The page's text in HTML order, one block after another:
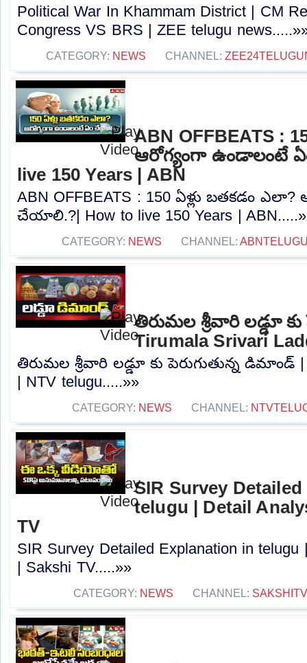
Political War In Khammam District | CM
Congress VS BRS | ZEE telugu
CATEGORY: NEWS CHANNEL:
ABN OFFBEATS :
ఆరోగ్యంగా ఉండాలంటే
live 150 Years | ABN
ABN OFFBEATS : 150 ఏళ్లు బతకడం
చేయాలి.?| How to live 150 Years |
CATEGORY: NEWS CHANNEL:
తిరుమల శ్రీవారి లడ్డూ
Tirumala Srivari
తిరుమల శ్రీవారి లడ్డూ కు పెరుగుతున్న డిమాండ్ |
| NTV telugu.....»»
CATEGORY: NEWS CHANNEL:
SIR Survey
telugu | Detail
TV
SIR Survey Detailed Explanation in
| Sakshi TV.....»»
CATEGORY: NEWS CHANNEL: SAKSHITV